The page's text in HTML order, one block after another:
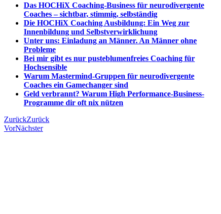
Das HOCHiX Coaching-Business für neurodivergente
Coaches – sichtbar, stimmig, selbständig
Die HOCHiX Coaching Ausbildung: Ein Weg zur
Innenbildung und Selbstverwirklichung
Unter uns: Einladung an Männer. An Männer ohne
Probleme
Bei mir gibt es nur pusteblumenfreies Coaching für
Hochsensible
Warum Mastermind-Gruppen für neurodivergente
Coaches ein Gamechanger sind
Geld verbrannt? Warum High Performance-Business-
Programme dir oft nix nützen
ZurückZurück
VorNächster